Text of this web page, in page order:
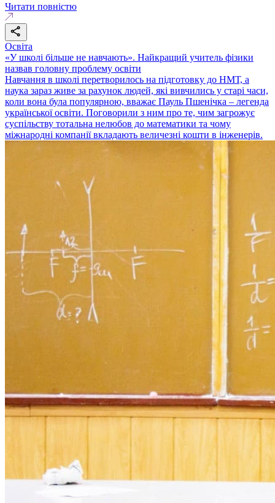
Читати повністю
Освіта
«У школі більше не навчають». Найкращий учитель фізики
назвав головну проблему освіти
Навчання в школі перетворилось на підготовку до НМТ, а
наука зараз живе за рахунок людей, які вивчились у старі часи,
коли вона була популярною, вважає Пауль Пшенічка – легенда
української освіти. Поговорили з ним про те, чим загрожує
суспільству тотальна нелюбов до математики та чому
міжнародні компанії вкладають величезні кошти в інженерів.